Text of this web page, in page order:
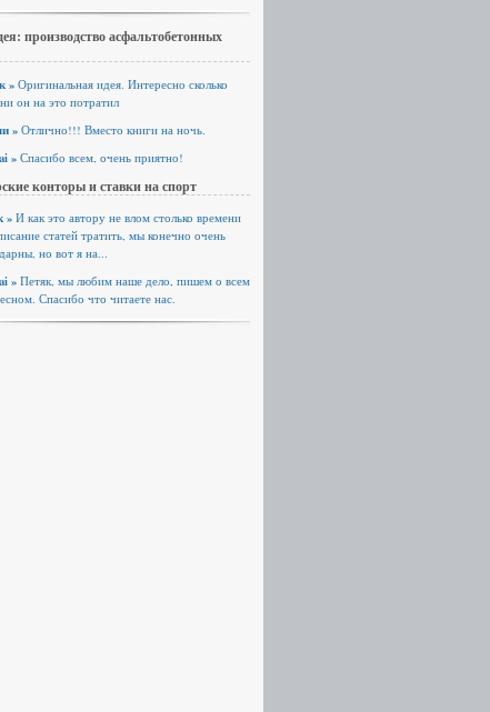
производство асфальтобетонных
» Оригинальная идея. Интересно сколько
он на это потратил
» Отлично!!! Вместо книги на ночь.
» Спасибо всем, очень приятно!
конторы и ставки на спорт
» И как это автору не влом столько времени
статей тратить, мы конечно очень
но вот я на...
» Петяк, мы любим наше дело, пишем о всем
Спасибо что читаете нас.